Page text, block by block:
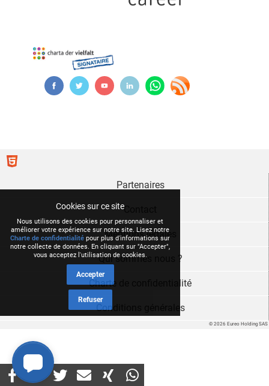
Cookies sur ce site
Nous utilisons des cookies pour personnaliser et
améliorer votre expérience sur notre site. Lisez notre
Charte de confidentialité pour plus d'informations sur
notre collecte de données. En cliquant sur "Accepter",
vous acceptez l'utilisation de cookies.
Accepter
Refuser
© 2026 Eureo Holding SAS
Partenaires
Contact
Mentions légales
Qui sommes nous ?
Charte de confidentialité
Conditions générales